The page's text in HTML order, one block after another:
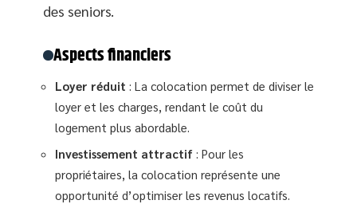
des seniors.
Aspects financiers
Loyer réduit : La colocation permet de diviser le
loyer et les charges, rendant le coût du
logement plus abordable.
Investissement attractif : Pour les
propriétaires, la colocation représente une
opportunité d’optimiser les revenus locatifs.